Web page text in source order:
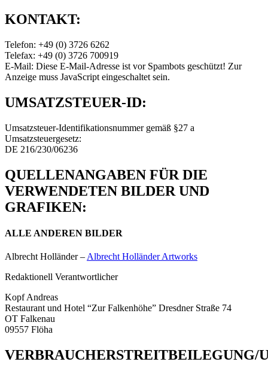
KONTAKT:
Telefon: +49 (0) 3726 6262
Telefax: +49 (0) 3726 700919
E-Mail: Diese E-Mail-Adresse ist vor Spambots geschützt! Zur
Anzeige muss JavaScript eingeschaltet sein.
UMSATZSTEUER-ID:
Umsatzsteuer-Identifikationsnummer gemäß §27 a
Umsatzsteuergesetz:
DE 216/230/06236
QUELLENANGABEN FÜR DIE
VERWENDETEN BILDER UND
GRAFIKEN:
ALLE ANDEREN BILDER
Albrecht Holländer – Albrecht Holländer Artworks
Redaktionell Verantwortlicher
Kopf Andreas
Restaurant und Hotel “Zur Falkenhöhe” Dresdner Straße 74
OT Falkenau
09557 Flöha
VERBRAUCHERSTREITBEILEGUNG/